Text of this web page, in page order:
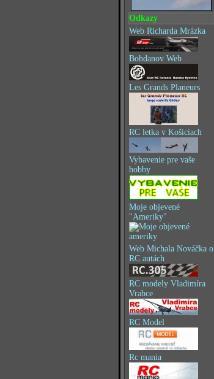
Odkazy
Web Richarda Mrázka
Bohdanov Web
Les Grands Planeurs
RC letka v Košiciach
Vybavenie pre vaše
hobby
Moje objevené
"Ameriky"
Web Michala Nováčka o
RC autách
RC modely Vladimíra
Vrabce
RC Model
Rc mania